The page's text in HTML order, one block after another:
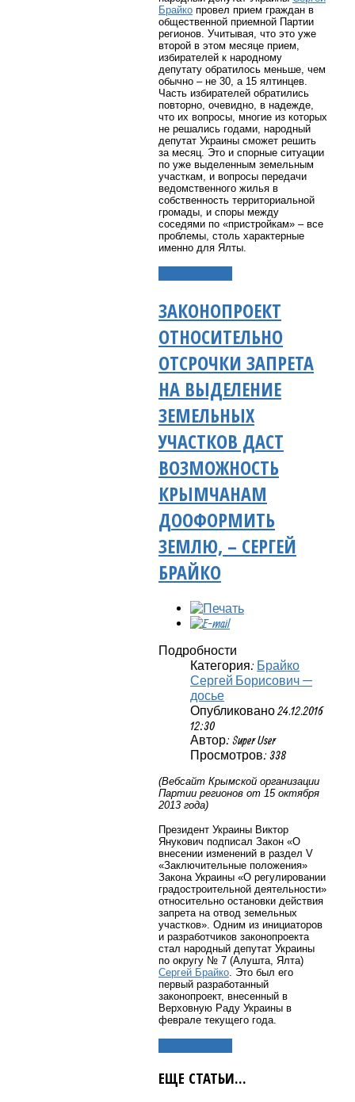
Брайко провел прием граждан в
общественной приемной Партии
регионов. Учитывая, что это уже
второй в этом месяце прием,
избирателей к народному
депутату обратилось меньше, чем
обычно – не 30, а 15 ялтинцев.
Часть избирателей обратились
повторно, очевидно, в надежде,
что их вопросы, многие из которых
не решались годами, народный
депутат Украины сможет решить
за месяц. Это и спорные ситуации
по уже выделенным земельным
участкам, и вопросы передачи
ведомственного жилья в
собственность территориальной
громады, и споры между
соседями по «пристройкам» – все
проблемы, столь характерные
именно для Ялты.
ЗАКОНОПРОЕКТ
ОТНОСИТЕЛЬНО
ОТСРОЧКИ ЗАПРЕТА
НА ВЫДЕЛЕНИЕ
ЗЕМЕЛЬНЫХ
УЧАСТКОВ ДАСТ
ВОЗМОЖНОСТЬ
КРЫМЧАНАМ
ДООФОРМИТЬ
ЗЕМЛЮ, – СЕРГЕЙ
БРАЙКО
Подробности
Категория: Брайко
Сергей Борисович —
досье
Опубликовано 24.12.2016
12:30
Автор: Super User
Просмотров: 338
(Вебсайт Крымской организации
Партии регионов от 15 октября
2013 года)
Президент Украины Виктор
Янукович подписал Закон «О
внесении изменений в раздел V
«Заключительные положения»
Закона Украины «О регулировании
градостроительной деятельности»
относительно остановки действия
запрета на отвод земельных
участков». Одним из инициаторов
и разработчиков законопроекта
стал народный депутат Украины
по округу № 7 (Алушта, Ялта)
Сергей Брайко . Это был его
первый разработанный
законопроект, внесенный в
Верховную Раду Украины в
феврале текущего года.
ЕЩЕ СТАТЬИ...